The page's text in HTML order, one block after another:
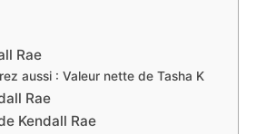
Rae
aussi : Valeur nette de Tasha K
Rae
Kendall Rae